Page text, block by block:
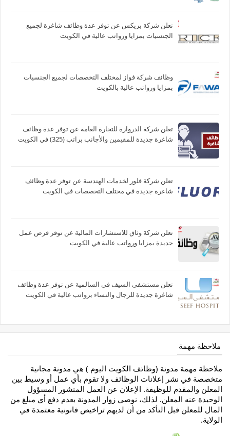
تعلن شركة بريكس عن توفر عدة وظائف شاغرة لجميع
الجنسيات بمزايا ورواتب عالية في الكويت
وظائف شركة فواز لمختلف التخصصات لجميع الجنسيات
بمزايا ورواتب عالية بالكويت
تعلن شركة الدروازة للتجارة العامة عن توفر عدة وظائف
شاغرة جديدة للمقيمين والأجانب براتب (325) في الكويت
تعلن شركة فلور لخدمات الهندسة عن توفر عدة وظائف
شاغرة جديدة في مختلف التخصصات في الكويت
تعلن شركة وثاق للاستشارات المالية عن توفر فرص عمل
جديدة بمزايا ورواتب عالية في الكويت
تعلن مستشفى السيف في السالمية عن توفر عدة وظائف
شاغرة جديدة للرجال والنساء برواتب عالية في الكويت
ملاحظة مهمة
ملاحظة مهمة مدونة (وظائف الكويت اليوم ) هي مدونة مجانية
متخصصة في نشر إعلانات الوظائف ولا تقوم بأي عمل أو وسيط بين
المعلن والمقدم للوظيفة. الإعلان عن العمل المنشور المسؤول
الوحيدة عنه المعلن. لذلك، نوصي زوار المدونة بعدم دفع أي مبلغ من
المال للمعلن قبل التأكد من أن لديهم تراخيص قانونية معتمدة في
الولاية.